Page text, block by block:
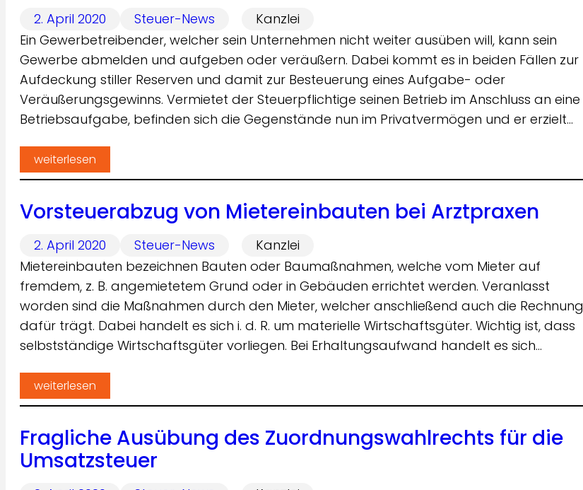
2. April 2020 Steuer-News
Kanzlei
Ein Gewerbetreibender, welcher sein Unternehmen nicht weiter ausüben will, kann sein
Gewerbe abmelden und aufgeben oder veräußern. Dabei kommt es in beiden Fällen zur
Aufdeckung stiller Reserven und damit zur Besteuerung eines Aufgabe- oder
Veräußerungsgewinns. Vermietet der Steuerpflichtige seinen Betrieb im Anschluss an eine
Betriebsaufgabe, befinden sich die Gegenstände nun im Privatvermögen und er erzielt…
weiterlesen
Vorsteuerabzug von Mietereinbauten bei Arztpraxen
2. April 2020 Steuer-News
Kanzlei
Mietereinbauten bezeichnen Bauten oder Baumaßnahmen, welche vom Mieter auf
fremdem, z. B. angemietetem Grund oder in Gebäuden errichtet werden. Veranlasst
worden sind die Maßnahmen durch den Mieter, welcher anschließend auch die Rechnung
dafür trägt. Dabei handelt es sich i. d. R. um materielle Wirtschaftsgüter. Wichtig ist, dass
selbstständige Wirtschaftsgüter vorliegen. Bei Erhaltungsaufwand handelt es sich…
weiterlesen
Fragliche Ausübung des Zuordnungswahlrechts für die
Umsatzsteuer